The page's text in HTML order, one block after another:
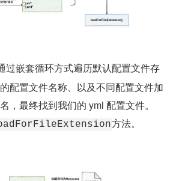
过嵌套循环方式遍历默认配置文件存
配置文件名称、以及不同配置文件加
，最终找到我们的 yml 配置文件。
方法。